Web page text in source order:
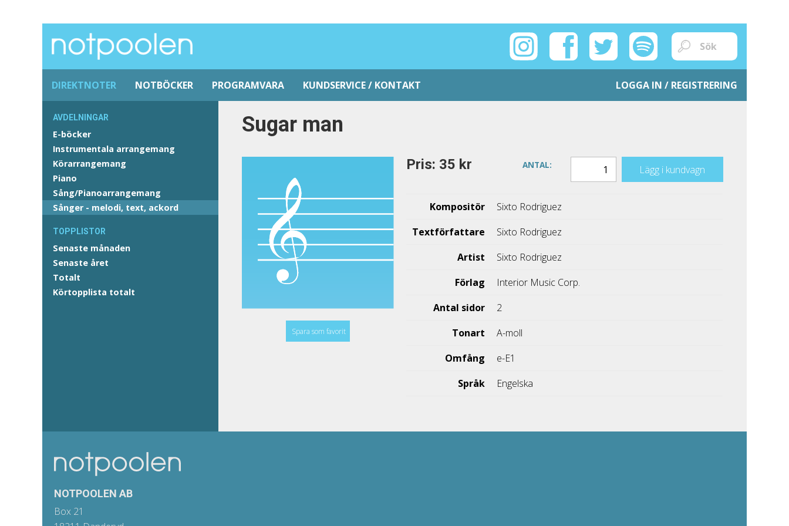
DIREKTNOTER NOTBÖCKER PROGRAMVARA KUNDSERVICE / KONTAKT LOGGA IN / REGISTRERING
AVDELNINGAR
E-böcker
Instrumentala arrangemang
Körarrangemang
Piano
Sång/Pianoarrangemang
Sånger - melodi, text, ackord
TOPPLISTOR
Senaste månaden
Senaste året
Totalt
Körtopplista totalt
Sugar man
Spara som favorit
Pris: 35 kr ANTAL: Lägg i kundvagn
Kompositör
Sixto Rodriguez
Textförfattare
Sixto Rodriguez
Artist
Sixto Rodriguez
Förlag
Interior Music Corp.
Antal sidor
2
Tonart
A-moll
Omfång
e-E1
Språk
Engelska
NOTPOOLEN AB
Box 21